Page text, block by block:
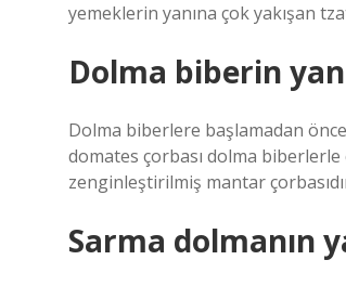
yemeklerin yanına çok yakışan
Dolma biberin
Dolma biberlere başlamadan
domates çorbası dolma
zenginleştirilmiş mantar
Sarma dolmanın